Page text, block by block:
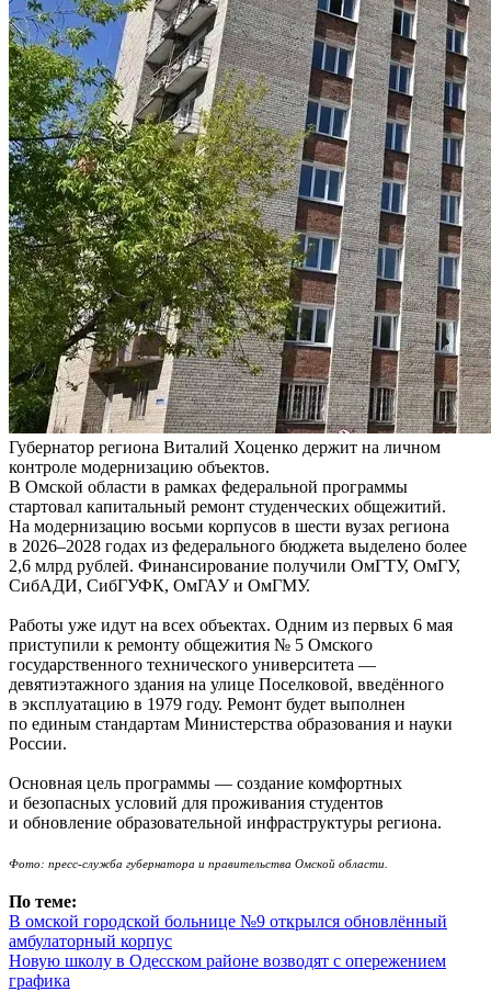
Губернатор региона Виталий Хоценко держит на личном
контроле модернизацию объектов.
В Омской области в рамках федеральной программы
стартовал капитальный ремонт студенческих общежитий.
На модернизацию восьми корпусов в шести вузах региона
в 2026–2028 годах из федерального бюджета выделено более
2,6 млрд рублей. Финансирование получили ОмГТУ, ОмГУ,
СибАДИ, СибГУФК, ОмГАУ и ОмГМУ.
Работы уже идут на всех объектах. Одним из первых 6 мая
приступили к ремонту общежития № 5 Омского
государственного технического университета —
девятиэтажного здания на улице Поселковой, введённого
в эксплуатацию в 1979 году. Ремонт будет выполнен
по единым стандартам Министерства образования и науки
России.
Основная цель программы — создание комфортных
и безопасных условий для проживания студентов
и обновление образовательной инфраструктуры региона.
Фото: пресс-служба губернатора и правительства Омской области.
По теме:
В омской городской больнице №9 открылся обновлённый
амбулаторный корпус
Новую школу в Одесском районе возводят с опережением
графика